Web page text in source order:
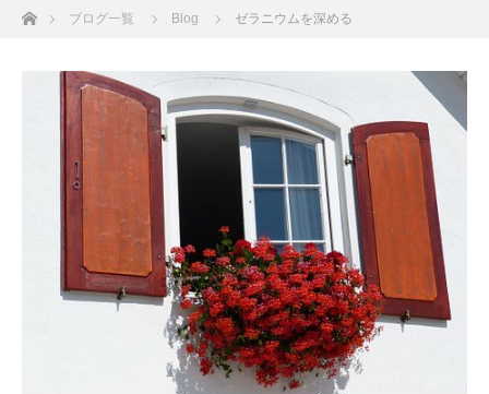
ホームブログ一覧 Blog ゼラニウムを深める